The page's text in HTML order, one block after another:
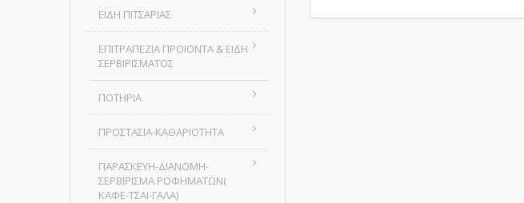
ΕΙΔΗ ΠΙΤΣΑΡΙΑΣ
ΕΠΙΤΡΑΠΕΖΙΑ ΠΡΟΙΟΝΤΑ & ΕΙΔΗ
ΣΕΡΒΙΡΙΣΜΑΤΟΣ
ΠΟΤΗΡΙΑ
ΠΡΟΣΤΑΣΙΑ-ΚΑΘΑΡΙΟΤΗΤΑ
ΠΑΡΑΣΚΕΥΗ-ΔΙΑΝΟΜΗ-
ΣΕΡΒΙΡΙΣΜΑ ΡΟΦΗΜΑΤΩΝ(
ΚΑΦΕ-ΤΣΑΙ-ΓΑΛΑ)